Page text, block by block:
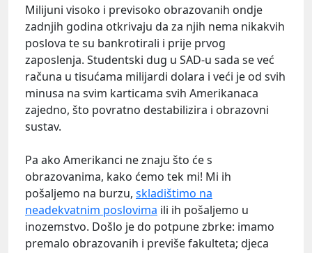
Milijuni visoko i previsoko obrazovanih ondje
zadnjih godina otkrivaju da za njih nema nikakvih
poslova te su bankrotirali i prije prvog
zaposlenja. Studentski dug u SAD-u sada se već
računa u tisućama milijardi dolara i veći je od svih
minusa na svim karticama svih Amerikanaca
zajedno, što povratno destabilizira i obrazovni
sustav.
Pa ako Amerikanci ne znaju što će s
obrazovanima, kako ćemo tek mi! Mi ih
pošaljemo na burzu, skladištimo na
neadekvatnim poslovima ili ih pošaljemo u
inozemstvo. Došlo je do potpune zbrke: imamo
premalo obrazovanih i previše fakulteta; djeca